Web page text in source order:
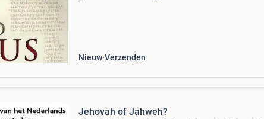
Nieuw Verzenden
Jehovah of Jahweh?